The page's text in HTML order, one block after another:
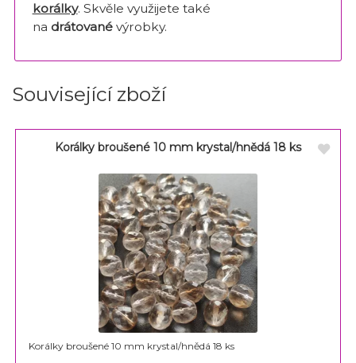
korálky. Skvěle využijete také
na drátovanévýrobky.
Související zboží
Korálky broušené 10 mm krystal/hnědá 18 ks
Korálky broušené 10 mm krystal/hnědá 18 ks